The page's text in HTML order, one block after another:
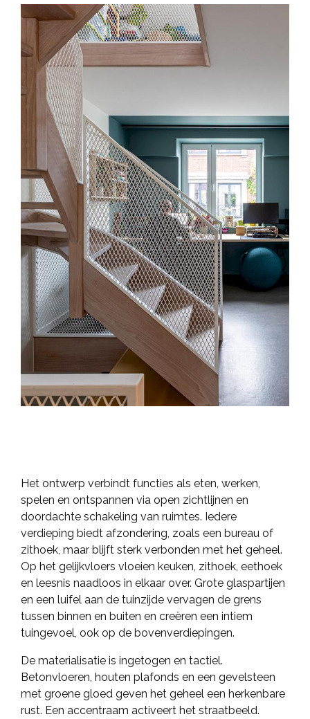
Het ontwerp verbindt functies als eten, werken,
spelen en ontspannen via open zichtlijnen en
doordachte schakeling van ruimtes. Iedere
verdieping biedt afzondering, zoals een bureau of
zithoek, maar blijft sterk verbonden met het geheel.
Op het gelijkvloers vloeien keuken, zithoek, eethoek
en leesnis naadloos in elkaar over. Grote glaspartijen
en een luifel aan de tuinzijde vervagen de grens
tussen binnen en buiten en creëren een intiem
tuingevoel, ook op de bovenverdiepingen.
De materialisatie is ingetogen en tactiel.
Betonvloeren, houten plafonds en een gevelsteen
met groene gloed geven het geheel een herkenbare
rust. Een accentraam activeert het straatbeeld.